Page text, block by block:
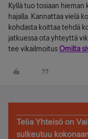
Kyllä tuo tosiaan hieman
hajalla. Kannattaa vielä
kohdasta koittaa tehdä
jatkuessa ota yhteyttä
tee vikailmoitusOmilta
Telia Yhteisö on
sulkeutuu